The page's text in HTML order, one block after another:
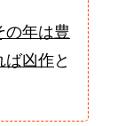
の年は豊
ば凶作と